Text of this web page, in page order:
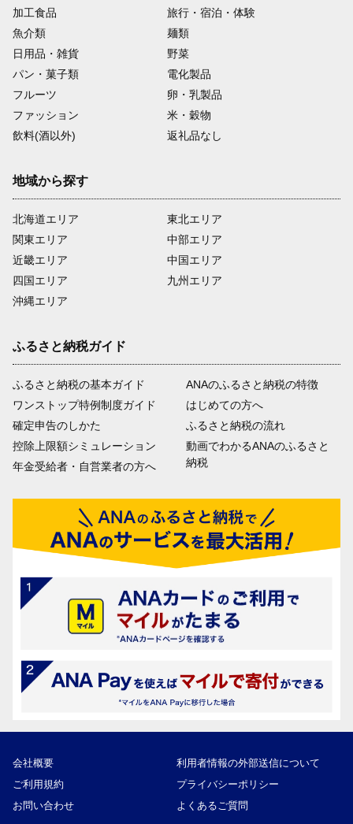
加工食品
旅行・宿泊・体験
魚介類
麺類
日用品・雑貨
野菜
パン・菓子類
電化製品
フルーツ
卵・乳製品
ファッション
米・穀物
飲料(酒以外)
返礼品なし
地域から探す
北海道エリア
関東エリア
近畿エリア
四国エリア
沖縄エリア
東北エリア
中部エリア
中国エリア
九州エリア
ふるさと納税ガイド
ふるさと納税の基本ガイド
ワンストップ特例制度ガイド
確定申告のしかた
控除上限額シミュレーション
年金受給者・自営業者の方へ
ANAのふるさと納税の特徴
はじめての方へ
ふるさと納税の流れ
動画でわかるANAのふるさと
納税
会社概要
利用者情報の外部送信について
ご利用規約
プライバシーポリシー
お問い合わせ
よくあるご質問